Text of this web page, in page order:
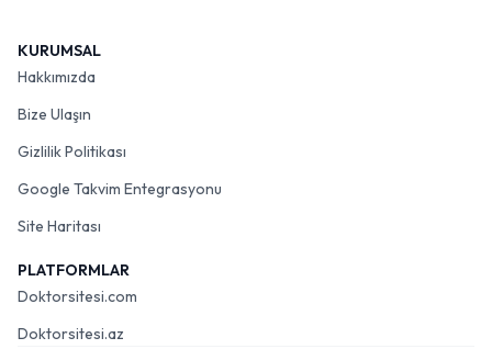
KURUMSAL
Hakkımızda
Bize Ulaşın
Gizlilik Politikası
Google Takvim Entegrasyonu
Site Haritası
PLATFORMLAR
Doktorsitesi.com
Doktorsitesi.az